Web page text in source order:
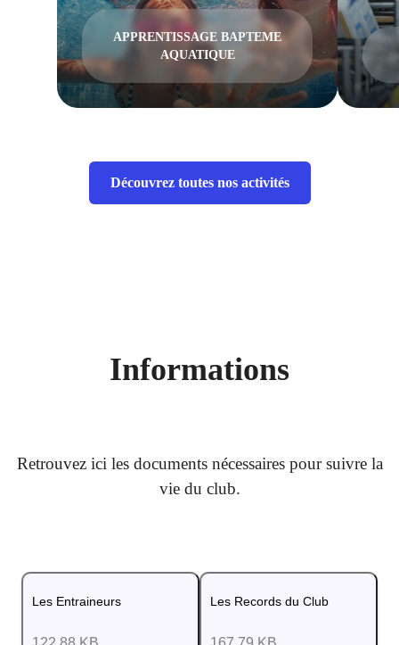
APPRENTISSAGE BAPTEME
AQUATIQUE
Découvrez toutes nos activités
Informations
Retrouvez ici les documents nécessaires pour suivre la
vie du club.
Les Entraineurs Les Records du Club